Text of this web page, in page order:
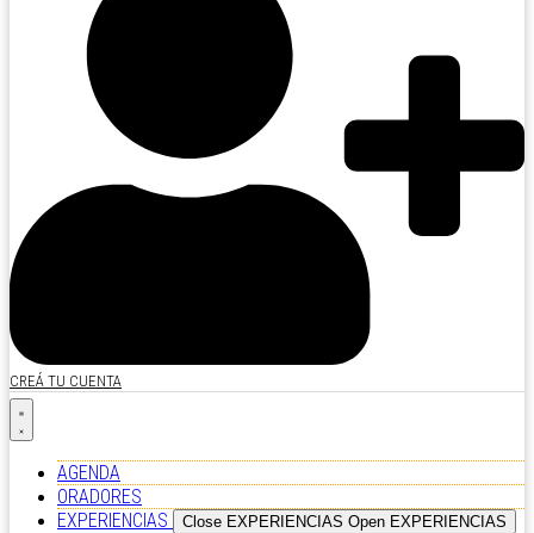
CREÁ TU CUENTA
AGENDA
ORADORES
EXPERIENCIAS
Close EXPERIENCIAS Open EXPERIENCIAS